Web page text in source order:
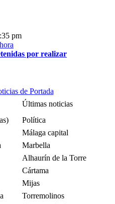
pm
por realizar
de Portada
Últimas noticias
Política
Málaga capital
Marbella
Alhaurín de la Torre
Cártama
Mijas
Torremolinos